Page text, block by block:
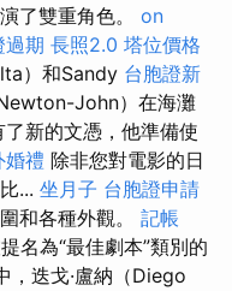
了雙重角色。 on
過期 長照2.0 塔位價格
）和Sandy 台胞證新
John）在海灘
新的文憑，他準備使
婚禮 除非您對電影的日
... 坐月子 台胞證申請
和各種外觀。 記帳
名為“最佳劇本”類別的
，迭戈·盧納（Diego